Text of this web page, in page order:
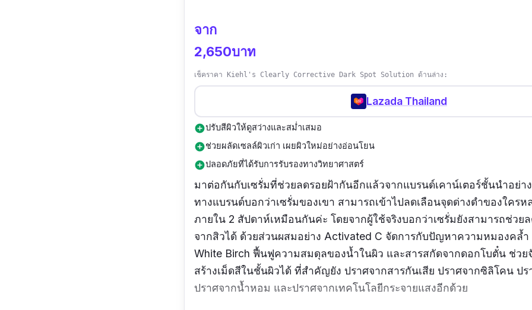
จาก
2,650บาท
เช็คราคา Kiehl's Clearly Corrective Dark Spot Solution ด้านล่าง:
Lazada Thailand
add_circleปรับสีผิวให้ดูสว่างและสม่ำเสมอ
add_circleช่วยผลัดเซลล์ผิวเก่า เผยผิวใหม่อย่างอ่อนโยน
add_circleปลอดภัยที่ได้รับการรับรองทางวิทยาศาสตร์
มาต่อกันกับเซรั่มที่ช่วยลดรอยฝ้ากันอีกแล้วจากแบรนด์เคาน์เตอร์ชั้นนำอย่า
ทางแบรนด์บอกว่าเซรั่มของเขา สามารถเข้าไปลดเลือนจุดด่างดำของใครห
ภายใน 2 สัปดาห์เหมือนกันค่ะ โดยจากผู้ใช้จริงบอกว่าเซรั่มยังสามารถช่วย
จากสิวได้ ด้วยส่วนผสมอย่าง Activated C จัดการกับปัญหาความหมองคล้ำ
White Birch ฟื้นฟูความสมดุลของน้ำในผิว และสารสกัดจากดอกโบตั๋น ช่วย
สร้างเม็ดสีในชั้นผิวได้ ที่สำคัญยัง ปราศจากสารกันเสีย ปราศจากซิลิโคน ปร
ปราศจากน้ำหอม และปราศจากเทคโนโลยีกระจายแสงอีกด้วย